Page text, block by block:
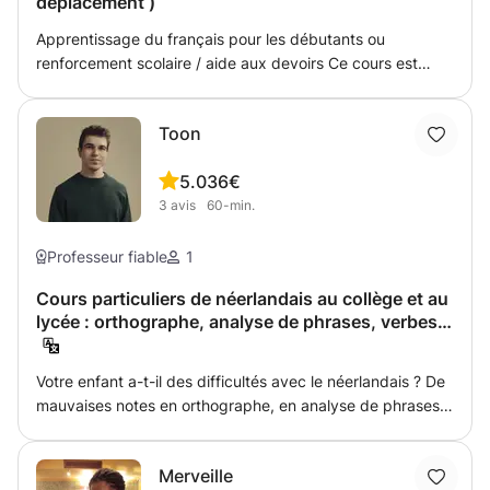
Apprentissage du français pour les débutants ou
renforcement scolaire / aide aux devoirs Ce cours est
N’hésitez pas à me contacter si vous avez besoin de plus
de renseignements.
Toon
5.0
3 avis
36€
60-min.
Professeur fiable 1
Cours particuliers de néerlandais au collège et au
lycée : orthographe, analyse de phrases, verbes…
Votre enfant a-t-il des difficultés avec le néerlandais ? De
mauvaises notes en orthographe, en analyse de phrases,
l'analyse de phrases ? Vous n'arrivez pas à formuler une
Merveille